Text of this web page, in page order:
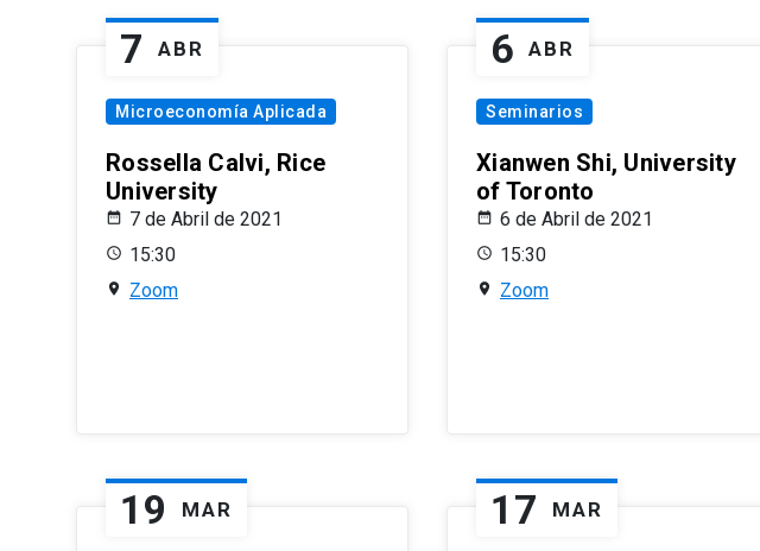
7 ABR
Microeconomía Aplicada
Rossella Calvi, Rice
University
7 de Abril de 2021
15:30
Zoom
6 ABR
Seminarios
Xianwen Shi, University
of Toronto
6 de Abril de 2021
15:30
Zoom
19 MAR 17 MAR